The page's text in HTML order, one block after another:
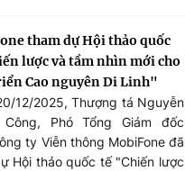
tham dự Hội thảo quốc
lược và tầm nhìn mới cho
Cao nguyên Di Linh"
12/2025, Thượng tá Nguyễn
Công, Phó Tổng Giám đốc
ty Viễn thông MobiFone đã
Hội thảo quốc tế "Chiến lược